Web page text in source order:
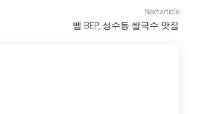
Next article
벱 BEP, 성수동 쌀국수 맛집